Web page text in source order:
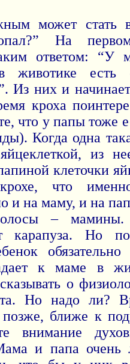
может
На
ответом:
есть
Из них и
кроха
что у папы тоже
Когда одна
из
клеточки
крохе, что
и на маму, и на
– мамины.
карапуза. Но
к маме в
о
Но надо ли?
ближе к
внимание
и папа очень